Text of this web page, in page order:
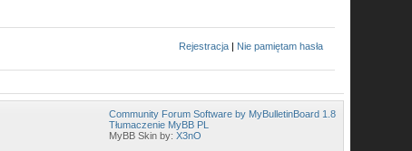
Rejestracja | Nie pamiętam hasła
Community Forum Software by MyBulletinBoard 1.8
Tłumaczenie MyBB PL
MyBB Skin by:X3nO